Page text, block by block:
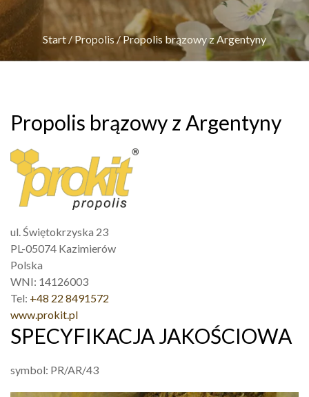
Start /Propolis/Propolis brązowy z Argentyny
Propolis brązowy z Argentyny
ul. Świętokrzyska 23
PL-05074 Kazimierów
Polska
WNI: 14126003
Tel: +48 22 8491572
www.prokit.pl
SPECYFIKACJA JAKOŚCIOWA
symbol: PR/AR/43